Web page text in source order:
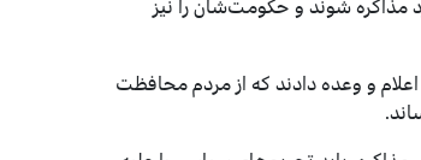
مذاکره شوند و حکومت‌شان را نیز
و وعده دادند که از مردم محافظت